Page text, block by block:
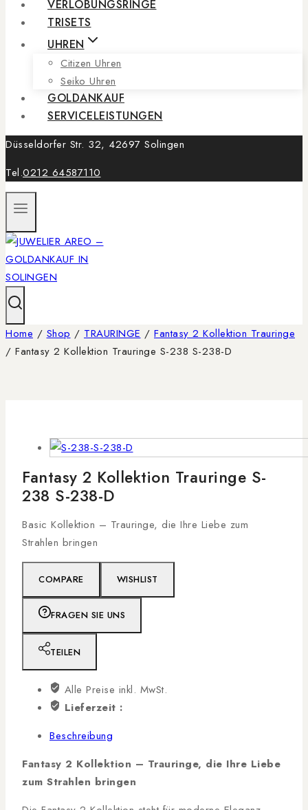
VERLOBUNGSRINGE
TRISETS
UHREN
Citizen Uhren
Seiko Uhren
GOLDANKAUF
SERVICELEISTUNGEN
Düsseldorfer Str. 32, 42697 Solingen
Tel.0212 64587110
Home / Shop / TRAURINGE / Fantasy 2 Kollektion Trauringe
/ Fantasy 2 Kollektion Trauringe S-238 S-238-D
Fantasy 2 Kollektion Trauringe S-
238 S-238-D
Basic Kollektion – Trauringe, die Ihre Liebe zum
Strahlen bringen
COMPARE WISHLIST
FRAGEN SIE UNS
TEILEN
Alle Preise inkl. MwSt.
Lieferzeit :
Beschreibung
Fantasy 2 Kollektion – Trauringe, die Ihre Liebe
zum Strahlen bringen